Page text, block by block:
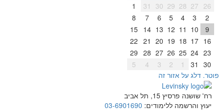
26
27
28
29
30
31
2
3
4
5
6
7
8
9
10
11
12
13
14
15
16
17
18
19
20
21
22
23
24
25
26
27
28
29
30
31
2
3
4
5
דלג על אזור זה
רח' שושנה פרסיץ 15, תל אביב
יעוץ והרשמה ללימודים: 03-6901690